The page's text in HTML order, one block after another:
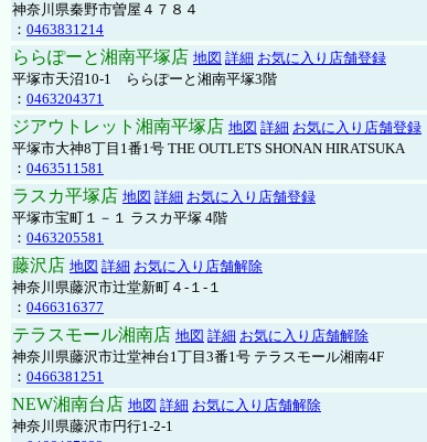
神奈川県秦野市曽屋４７８４
： 0463831214
ららぽーと湘南平塚店 地図 詳細 お気に入り店舗登録
平塚市天沼10-1 ららぽーと湘南平塚3階
： 0463204371
ジアウトレット湘南平塚店 地図 詳細 お気に入り店舗登録
平塚市大神8丁目1番1号 THE OUTLETS SHONAN HIRATSUKA
： 0463511581
ラスカ平塚店 地図 詳細 お気に入り店舗登録
平塚市宝町１－１ ラスカ平塚 4階
： 0463205581
藤沢店 地図 詳細 お気に入り店舗解除
神奈川県藤沢市辻堂新町４-１-１
： 0466316377
テラスモール湘南店 地図 詳細 お気に入り店舗解除
神奈川県藤沢市辻堂神台1丁目3番1号 テラスモール湘南4F
： 0466381251
NEW湘南台店 地図 詳細 お気に入り店舗解除
神奈川県藤沢市円行1-2-1